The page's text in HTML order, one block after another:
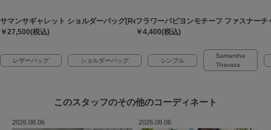
サマンサギャレット ショルダーバッグ[Revival Collection]
￥27,500(税込)
フラワーパピヨンモチーフ ファスナーチ
￥4,400(税込)
レザーバッグ ショルダーバッグ シンプル
Samantha
Thavasa
このスタッフのその他のコーディネート
2026.08.06 2026.08.06